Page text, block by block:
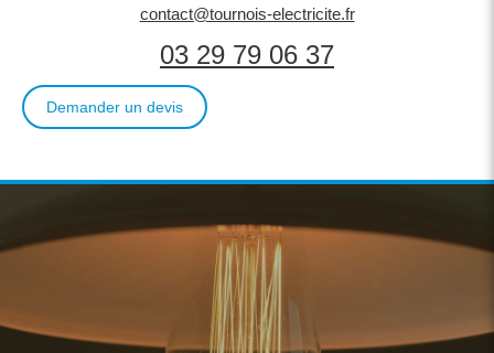
contact@tournois-electricite.fr
03 29 79 06 37
Demander un devis